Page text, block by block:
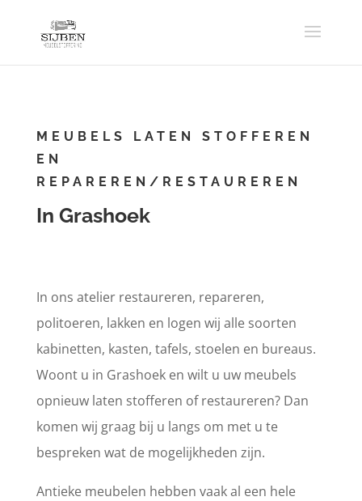
MEUBELS LATEN STOFFEREN
EN
REPAREREN/RESTAUREREN
In Grashoek
In ons atelier restaureren, repareren,
politoeren, lakken en logen wij alle soorten
kabinetten, kasten, tafels, stoelen en bureaus.
Woont u in Grashoek en wilt u uw meubels
opnieuw laten stofferen of restaureren? Dan
komen wij graag bij u langs om met u te
bespreken wat de mogelijkheden zijn.
Antieke meubelen hebben vaak al een hele